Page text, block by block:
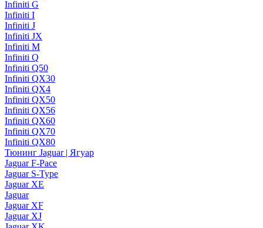
Infiniti G
Infiniti I
Infiniti J
Infiniti JX
Infiniti M
Infiniti Q
Infiniti Q50
Infiniti QX30
Infiniti QX4
Infiniti QX50
Infiniti QX56
Infiniti QX60
Infiniti QX70
Infiniti QX80
Тюнинг Jaguar | Ягуар
Jaguar F-Pace
Jaguar S-Type
Jaguar XE
Jaguar
Jaguar XF
Jaguar XJ